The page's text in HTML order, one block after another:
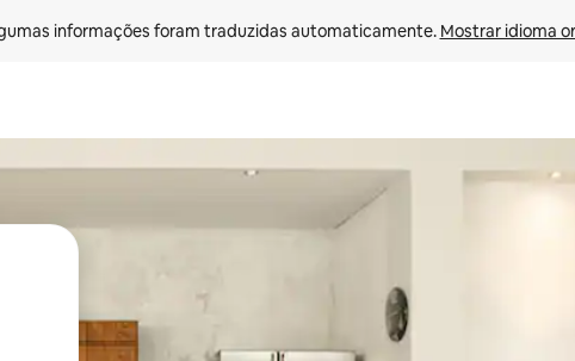
informações foram traduzidas automaticamente. Mostrar idioma